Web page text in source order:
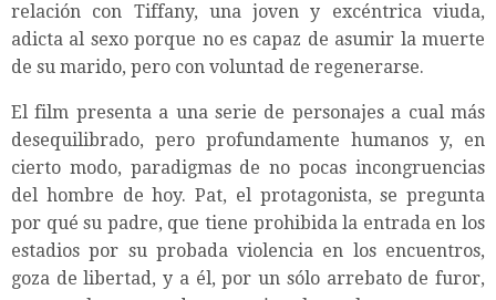
relación con Tiffany, una joven y excéntrica viuda,
adicta al sexo porque no es capaz de asumir la muerte
de su marido, pero con voluntad de regenerarse.
El film presenta a una serie de personajes a cual más
desequilibrado, pero profundamente humanos y, en
cierto modo, paradigmas de no pocas incongruencias
del hombre de hoy. Pat, el protagonista, se pregunta
por qué su padre, que tiene prohibida la entrada en los
estadios por su probada violencia en los encuentros,
goza de libertad, y a él, por un sólo arrebato de furor,